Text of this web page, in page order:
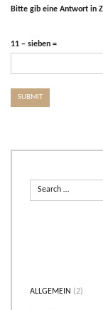
Bitte gib eine Antwort in
11 − sieben =
ALLGEMEIN (2)